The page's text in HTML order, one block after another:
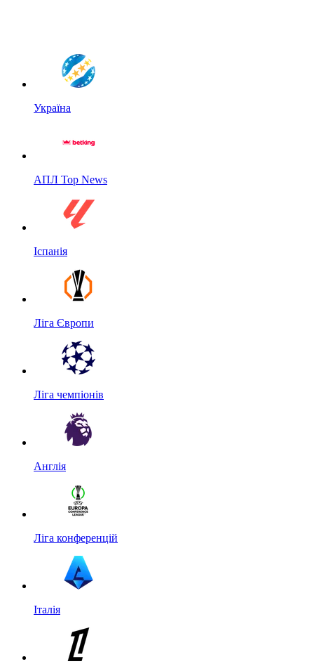
Україна
АПЛ Top News
Іспанія
Ліга Європи
Ліга чемпіонів
Англія
Ліга конференцій
Італія